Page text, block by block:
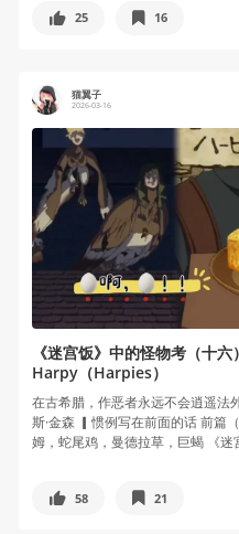
25 16
猫翼子
2026-03-16
《迷宫饭》中的怪物考（十六
Harpy（Harpies）
在古希腊，作恶者永远不会逍遥
斯·金森 ▎惯例写在前面的话 前篇
姆，蛇尾鸡，曼德拉草，巨蝎 《
58 21